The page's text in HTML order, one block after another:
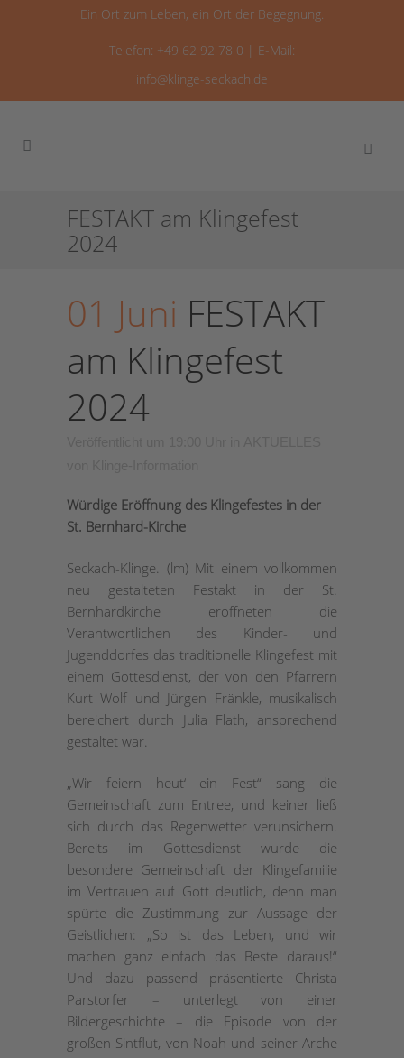
Ein Ort zum Leben, ein Ort der Begegnung.
Telefon: +49 62 92 78 0 | E-Mail:
info@klinge-seckach.de
FESTAKT am Klingefest
2024
01 Juni FESTAKT
am Klingefest
2024
Würdige Eröffnung des Klingefestes in der
St. Bernhard-Kirche
Seckach-Klinge. (lm) Mit einem vollkommen
neu gestalteten Festakt in der St.
Bernhardkirche eröffneten die
Verantwortlichen des Kinder- und
Jugenddorfes das traditionelle Klingefest mit
einem Gottesdienst, der von den Pfarrern
Kurt Wolf und Jürgen Fränkle, musikalisch
bereichert durch Julia Flath, ansprechend
gestaltet war.
„Wir feiern heut‘ ein Fest“ sang die
Gemeinschaft zum Entree, und keiner ließ
sich durch das Regenwetter verunsichern.
Bereits im Gottesdienst wurde die
besondere Gemeinschaft der Klingefamilie
im Vertrauen auf Gott deutlich, denn man
spürte die Zustimmung zur Aussage der
Geistlichen: „So ist das Leben, und wir
machen ganz einfach das Beste daraus!“
Und dazu passend präsentierte Christa
Parstorfer – unterlegt von einer
Bildergeschichte – die Episode von der
großen Sintflut, von Noah und seiner Arche